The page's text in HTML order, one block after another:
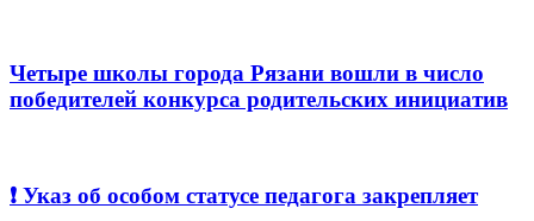
Четыре школы города Рязани вошли в число
победителей конкурса родительских инициатив
❗️ Указ об особом статусе педагога закрепляет